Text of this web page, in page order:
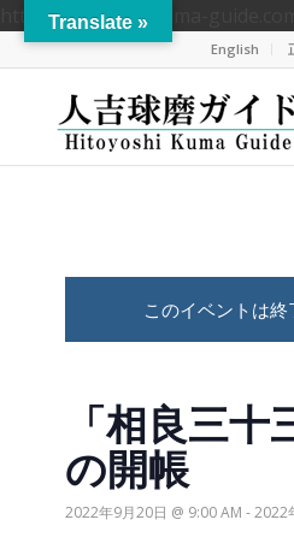
https://hitoyoshikuma-guide.com
English
このイベントは終
「相良三
の開帳
2022年9月20日 @ 9:00 AM -2022
Translate »